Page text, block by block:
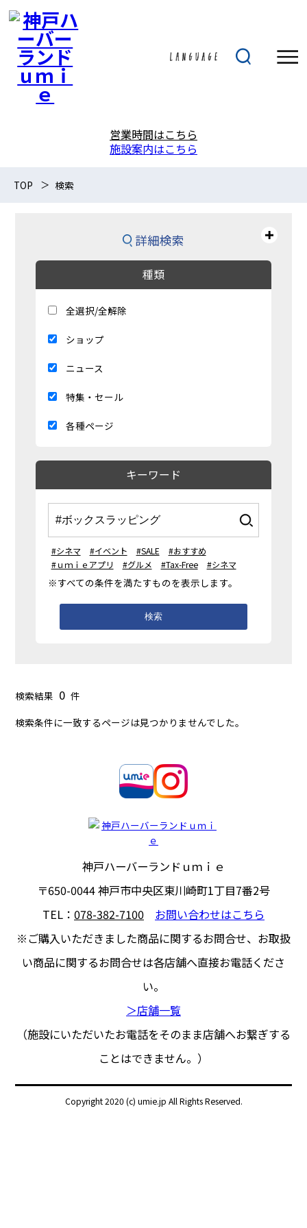
営業時間はこちら
施設案内はこちら
TOP 検索
詳細検索
種類
全選択/全解除
ショップ
ニュース
特集・セール
各種ページ
キーワード
#シネマ #イベント #SALE
#おすすめ
#ｕｍｉｅアプリ
#グルメ #Tax-Free #シネマ
※すべての条件を満たすものを表示します。
検索
検索結果 0 件
検索条件に一致するページは見つかりませんでした。
神戸ハーバーランドｕｍｉｅ
〒650-0044神戸市中央区東川崎町1丁目7番2号
TEL： 078-382-7100
お問い合わせはこちら
※ご購入いただきました商品に関するお問合せ、 お取扱
い商品に関するお問合せは各店舗へ直接お電話くださ
い。
＞店舗一覧
（施設にいただいたお電話をそのまま店舗へお繋ぎする
ことはできません。）
Copyright 2020 (c) umie.jp All Rights Reserved.